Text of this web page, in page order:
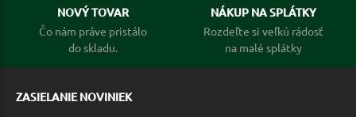
NOVÝ TOVAR
Čo nám práve pristálo
do skladu.
NÁKUP NA SPLÁTKY
Rozdeľte si veľkú rádosť
na malé splátky
ZASIELANIE NOVINIEK